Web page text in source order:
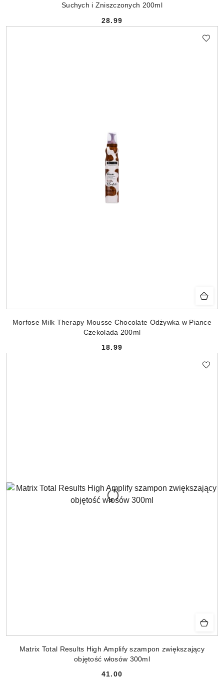
Suchych i Zniszczonych 200ml
Cena:
28.99
Morfose Milk Therapy Mousse Chocolate Odżywka w Piance
Czekolada 200ml
Cena:
18.99
Matrix Total Results High Amplify szampon zwiększający
objętość włosów 300ml
Cena:
41.00